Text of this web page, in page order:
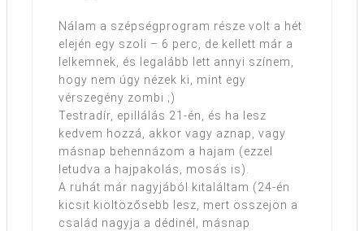
Nálam a szépségprogram része volt a hét
elején egy szoli – 6 perc, de kellett már a
lelkemnek, és legalább lett annyi színem,
hogy nem úgy nézek ki, mint egy
vérszegény zombi ;)
Testradír, epillálás 21-én, és ha lesz
kedvem hozzá, akkor vagy aznap, vagy
másnap behennázom a hajam (ezzel
letudva a hajpakolás, mosás is).
A ruhát már nagyjából kitaláltam (24-én
kicsit kiöltözősebb lesz, mert összejön a
család nagyja a dédinél, másnap